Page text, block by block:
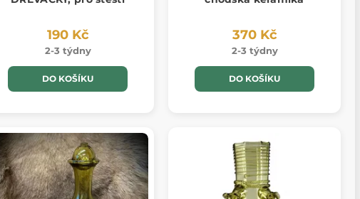
190 Kč
2-3 týdny
DO KOŠÍKU
370 Kč
2-3 týdny
DO KOŠÍKU